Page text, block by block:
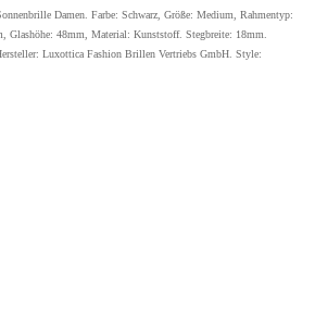
Damen. Farbe: Schwarz, Größe: Medium, Rahmentyp:
48mm, Material: Kunststoff. Stegbreite: 18mm.
Luxottica Fashion Brillen Vertriebs GmbH. Style: